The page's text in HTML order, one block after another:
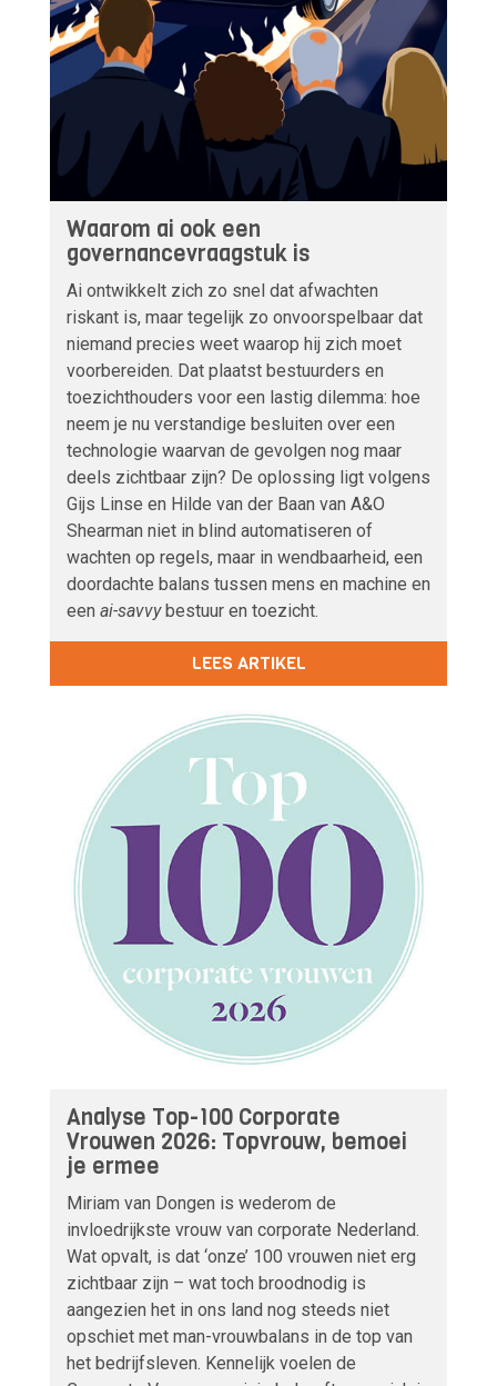
Waarom ai ook een
governancevraagstuk is
Ai ontwikkelt zich zo snel dat afwachten
riskant is, maar tegelijk zo onvoorspelbaar dat
niemand precies weet waarop hij zich moet
voorbereiden. Dat plaatst bestuurders en
toezichthouders voor een lastig dilemma: hoe
neem je nu verstandige besluiten over een
technologie waarvan de gevolgen nog maar
deels zichtbaar zijn? De oplossing ligt volgens
Gijs Linse en Hilde van der Baan van A&O
Shearman niet in blind automatiseren of
wachten op regels, maar in wendbaarheid, een
doordachte balans tussen mens en machine en
een ai-savvy bestuur en toezicht.
LEES ARTIKEL
Analyse Top-100 Corporate
Vrouwen 2026: Topvrouw, bemoei
je ermee
Miriam van Dongen is wederom de
invloedrijkste vrouw van corporate Nederland.
Wat opvalt, is dat ‘onze’ 100 vrouwen niet erg
zichtbaar zijn – wat toch broodnodig is
aangezien het in ons land nog steeds niet
opschiet met man-vrouwbalans in de top van
het bedrijfsleven. Kennelijk voelen de